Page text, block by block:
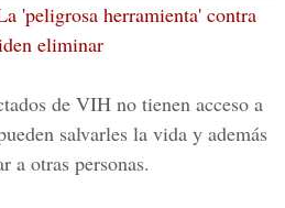
'peligrosa herramienta' contra
eliminar
de VIH no tienen acceso a
salvarles la vida y además
a otras personas.